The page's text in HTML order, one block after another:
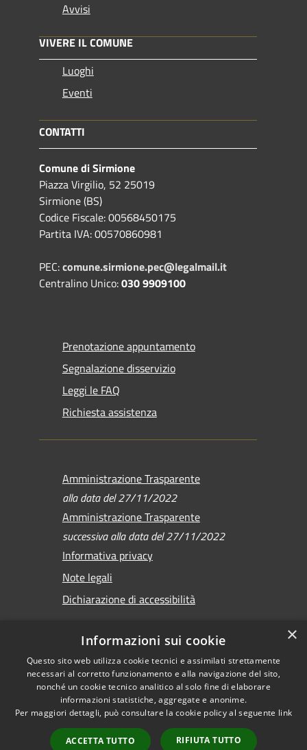
Avvisi
VIVERE IL COMUNE
Luoghi
Eventi
CONTATTI
Comune di Sirmione
Piazza Virgilio, 52 25019
Sirmione (BS)
Codice Fiscale: 00568450175
Partita IVA: 00570860981
PEC:comune.sirmione.pec@legalmail.it
Centralino Unico:030 9909100
Prenotazione appuntamento
Segnalazione disservizio
Leggi le FAQ
Richiesta assistenza
Amministrazione Trasparente
alla data del 27/11/2022
Amministrazione Trasparente
successiva alla data del 27/11/2022
Informativa privacy
Note legali
Dichiarazione di accessibilità
RSS
Accessibilità
Privacy
Cookie
Mappa del sito
Copyright © 2026 •
Comune di Sirmione •
Powered by
Municipium•
Accesso redazione
×
Informazioni sui cookie
Questo sito web utilizza cookie tecnici e assimilati strettamente
necessari al corretto funzionamento e alla navigazione del sito,
nonché un cookie tecnico analitico al solo fine di elaborare
informazioni statistiche, aggregate e anonime.
Per maggiori dettagli, può consultare la cookie policy al seguente link
ACCETTA TUTTO RIFIUTA TUTTO